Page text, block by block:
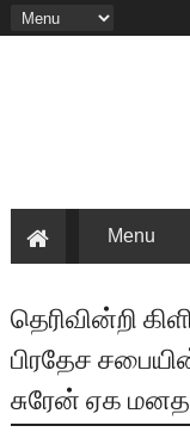
தெரிவின்றி
பிரதேச
சுரேன் ஏக